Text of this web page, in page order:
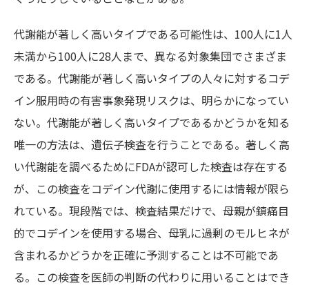
代謝能が著しく高いタイプである可能性は、100人に1人
未満から100人に28人まで、異なる対象集団でさまざま
である。代謝能が著しく高いタイプの人々に対するコデ
イン服用時の有害事象発現リスクは、明らかになってい
ない。代謝能が著しく高いタイプであるかどうかを知る
唯一の方法は、遺伝子検査を行うことである。著しく高
い代謝能を調べるためにFDAが認可した検査は存在する
が、この検査をコデイン代謝に使用するには情報が限ら
れている。現段階では、検査結果だけで、母親が鎮痛目
的でコデインを使用する場合、母乳に過剰のモルヒネが
含まれるかどうかを正確に予測することは不可能であ
る。この検査を医師の判断の代わりに用いることはでき